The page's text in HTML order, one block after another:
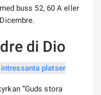
med buss 52, 60 A eller
di Dio
”Guds stora